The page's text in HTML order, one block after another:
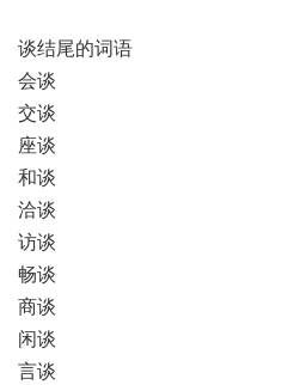
谈结尾的词语
会谈
交谈
座谈
和谈
洽谈
访谈
畅谈
商谈
闲谈
言谈